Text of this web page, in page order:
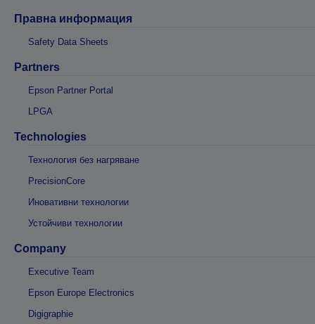
Правна информация
Safety Data Sheets
Partners
Epson Partner Portal
LPGA
Technologies
Технология без нагряване
PrecisionCore
Иновативни технологии
Устойчиви технологии
Company
Executive Team
Epson Europe Electronics
Digigraphie